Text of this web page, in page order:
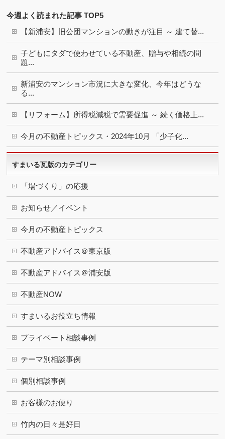
今週よく読まれた記事 TOP5
【新浦安】旧公団マンションの動きが注目 ～ 建て替...
子どもにタダで使わせている不動産、贈与や相続の問
題...
新浦安のマンション市況に大きな変化、今年はどうな
る...
【リフォーム】所得税減税で需要促進 ～ 続く価格上...
今月の不動産トピックス・2024年10月 「少子化...
すまいる瓦版のカテゴリー
「場づくり」の応援
お知らせ／イベント
今月の不動産トピックス
不動産アドバイス＠東京版
不動産アドバイス＠浦安版
不動産NOW
すまいるお役立ち情報
プライベート相談事例
テーマ別相談事例
個別相談事例
お客様のお便り
竹内の日々是好日